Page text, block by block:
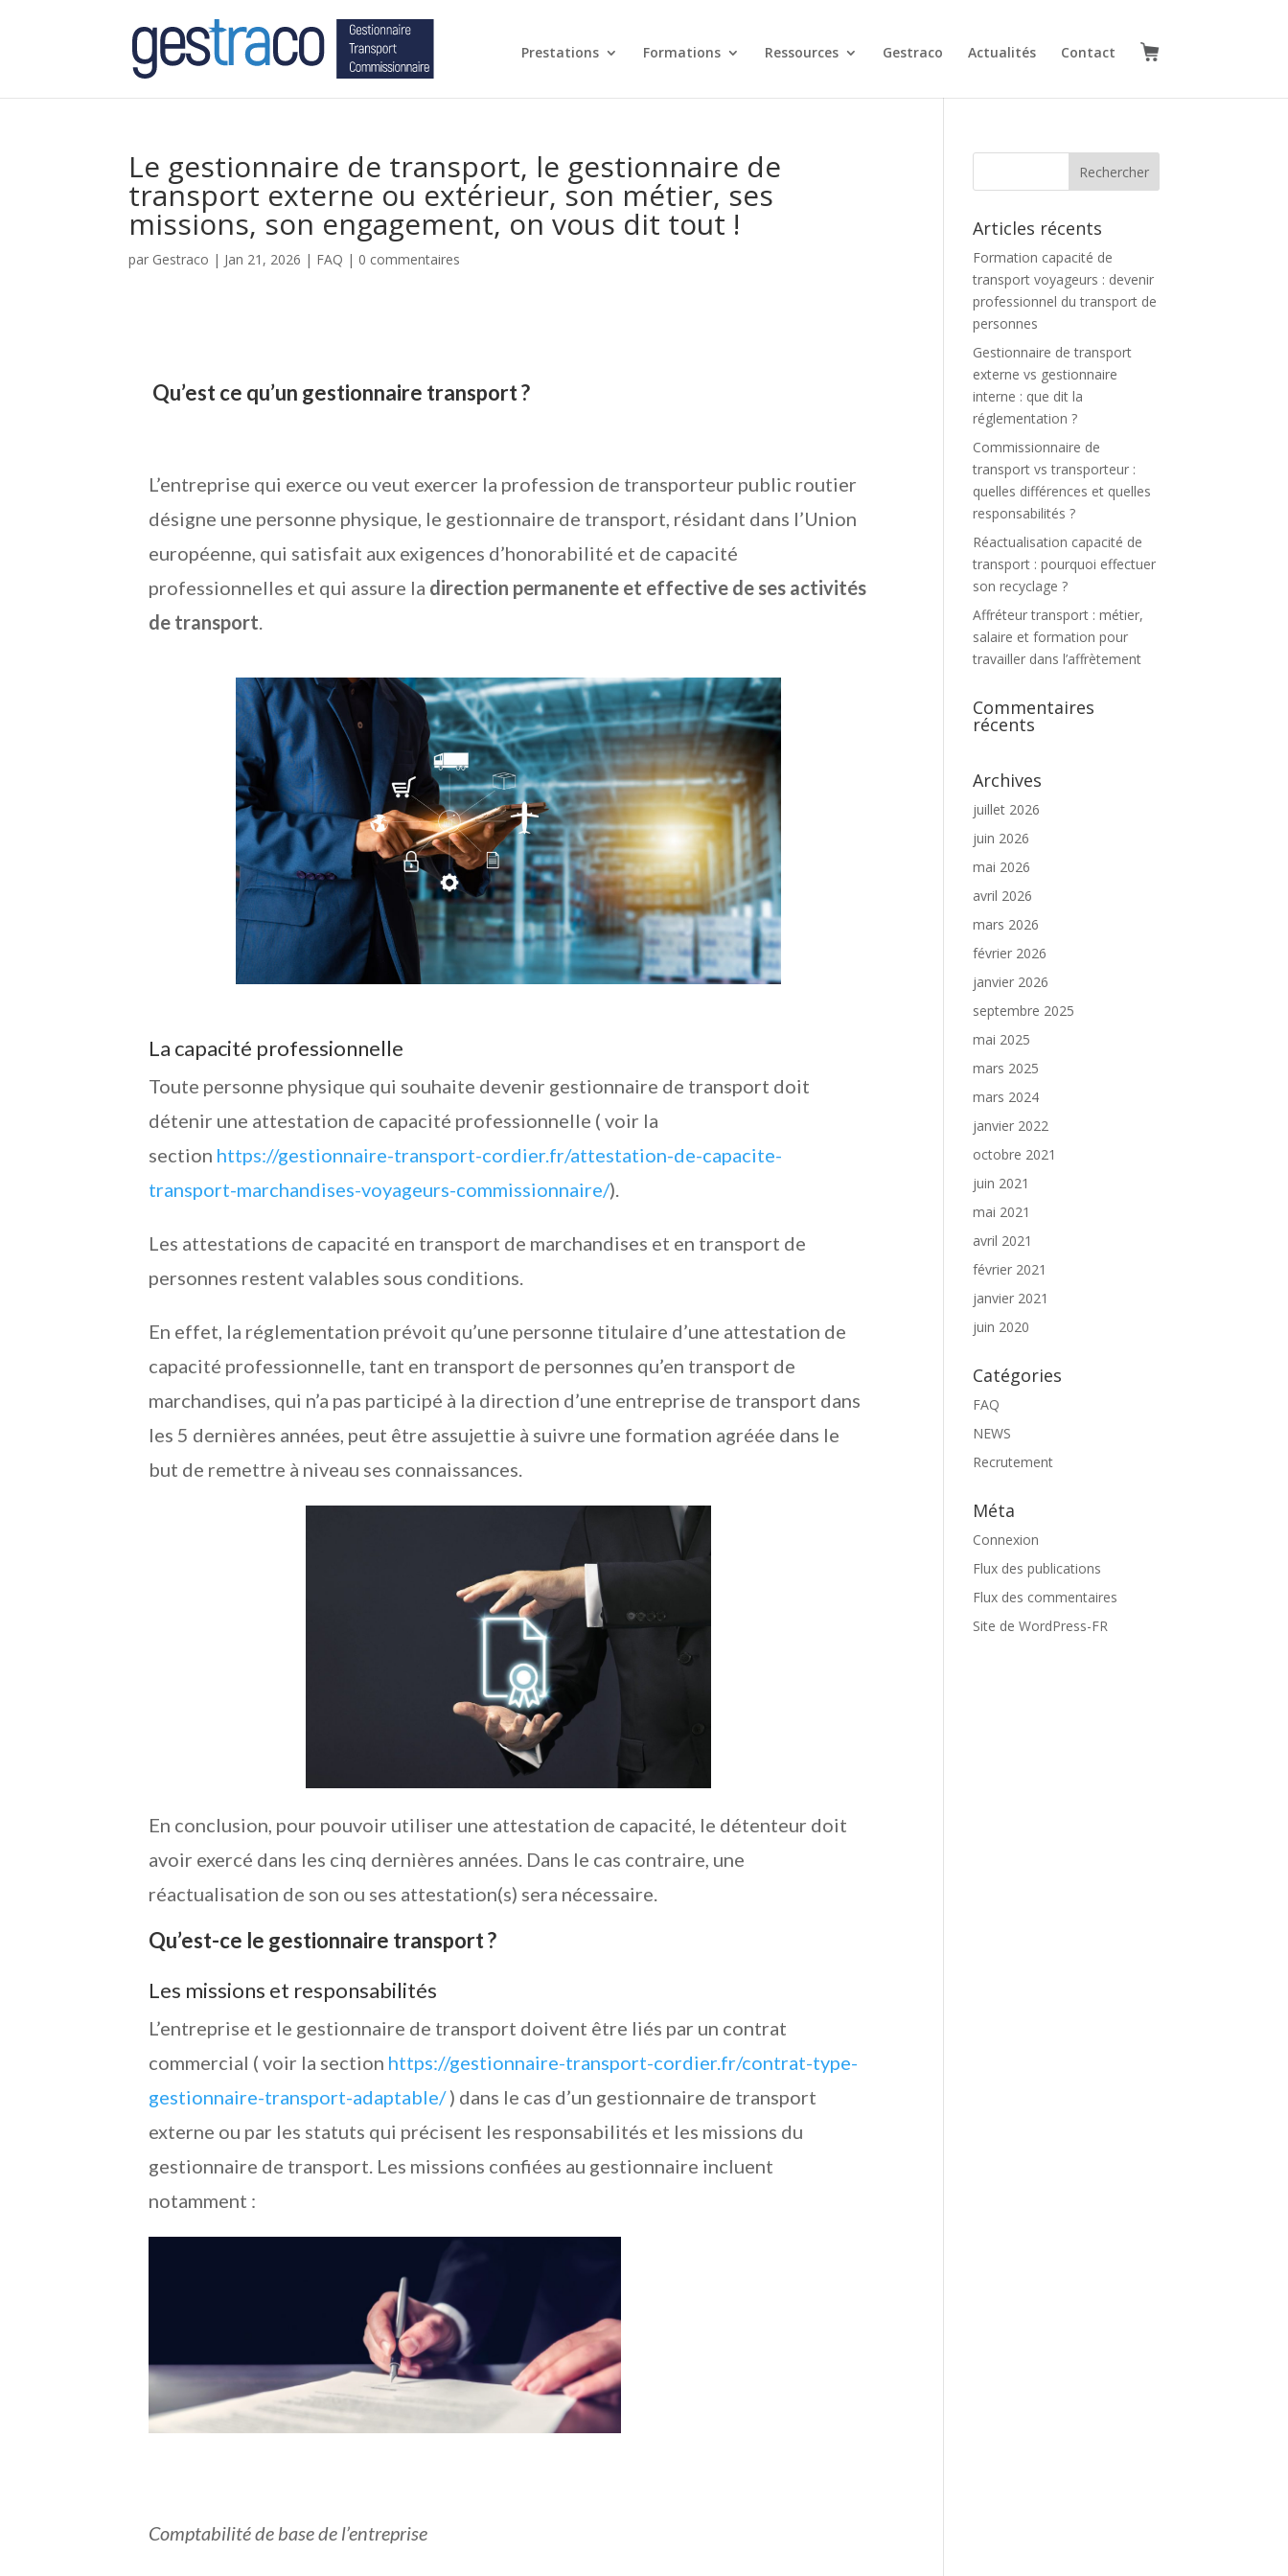
Prestations Formations Ressources Gestraco Actualités Contact
Le gestionnaire de transport, le gestionnaire de
transport externe ou extérieur, son métier, ses
missions, son engagement, on vous dit tout !
par Gestraco | Jan 21, 2026 | FAQ | 0 commentaires
Qu’est ce qu’un gestionnaire transport ?
L’entreprise qui exerce ou veut exercer la profession de transporteur public routier
désigne une personne physique, le gestionnaire de transport, résidant dans l’Union
européenne, qui satisfait aux exigences d’honorabilité et de capacité
professionnelles et qui assure la direction permanente et effective de ses activités
de transport.
La capacité professionnelle
Toute personne physique qui souhaite devenir gestionnaire de transport doit
détenir une attestation de capacité professionnelle ( voir la
section https://gestionnaire-transport-cordier.fr/attestation-de-capacite-
transport-marchandises-voyageurs-commissionnaire/).
Les attestations de capacité en transport de marchandises et en transport de
personnes restent valables sous conditions.
En effet, la réglementation prévoit qu’une personne titulaire d’une attestation de
capacité professionnelle, tant en transport de personnes qu’en transport de
marchandises, qui n’a pas participé à la direction d’une entreprise de transport dans
les 5 dernières années, peut être assujettie à suivre une formation agréée dans le
but de remettre à niveau ses connaissances.
En conclusion, pour pouvoir utiliser une attestation de capacité, le détenteur doit
avoir exercé dans les cinq dernières années. Dans le cas contraire, une
réactualisation de son ou ses attestation(s) sera nécessaire.
Qu’est-ce le gestionnaire transport ?
Les missions et responsabilités
L’entreprise et le gestionnaire de transport doivent être liés par un contrat
commercial ( voir la section https://gestionnaire-transport-cordier.fr/contrat-type-
gestionnaire-transport-adaptable/) dans le cas d’un gestionnaire de transport
externe ou par les statuts qui précisent les responsabilités et les missions du
gestionnaire de transport. Les missions confiées au gestionnaire incluent
notamment :
Comptabilité de base de l’entreprise
Articles récents
Formation capacité de
transport voyageurs : devenir
professionnel du transport de
personnes
Gestionnaire de transport
externe vs gestionnaire
interne : que dit la
réglementation ?
Commissionnaire de
transport vs transporteur :
quelles différences et quelles
responsabilités ?
Réactualisation capacité de
transport : pourquoi effectuer
son recyclage ?
Affréteur transport : métier,
salaire et formation pour
travailler dans l’affrètement
Commentaires
récents
Archives
juillet 2026
juin 2026
mai 2026
avril 2026
mars 2026
février 2026
janvier 2026
septembre 2025
mai 2025
mars 2025
mars 2024
janvier 2022
octobre 2021
juin 2021
mai 2021
avril 2021
février 2021
janvier 2021
juin 2020
Catégories
FAQ
NEWS
Recrutement
Méta
Connexion
Flux des publications
Flux des commentaires
Site de WordPress-FR